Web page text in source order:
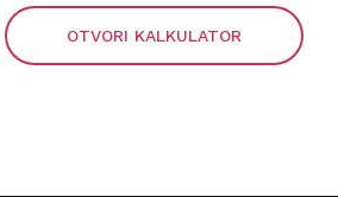
OTVORI KALKULATOR